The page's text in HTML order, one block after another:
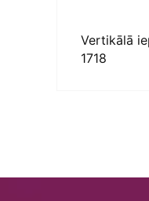
Vertikālā
1718